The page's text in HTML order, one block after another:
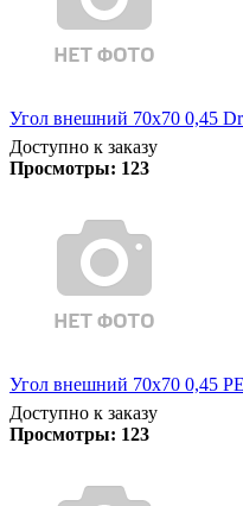
Угол внешний 70х70 0,45
Доступно к заказу
Просмотры: 123
Угол внешний 70х70 0,45
Доступно к заказу
Просмотры: 123